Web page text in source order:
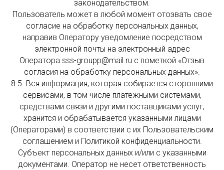
законодательством.
Пользователь может в любой момент отозвать свое
согласие на обработку персональных данных,
направив Оператору уведомление посредством
электронной почты на электронный адрес
Оператора sss-groupp@mail.ru с пометкой «Отзыв
согласия на обработку персональных данных».
8.5. Вся информация, которая собирается сторонними
сервисами, в том числе платежными системами,
средствами связи и другими поставщиками услуг,
хранится и обрабатывается указанными лицами
(Операторами) в соответствии с их Пользовательским
соглашением и Политикой конфиденциальности.
Субъект персональных данных и/или с указанными
документами. Оператор не несет ответственность